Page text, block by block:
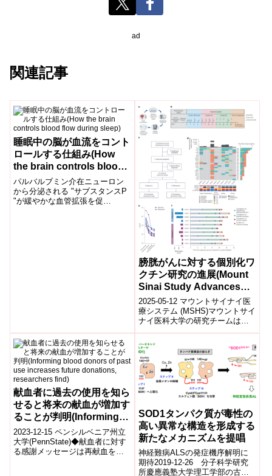
ad
関連記事
睡眠中の脳が血流をコント
ロールする仕組み(How
the brain controls blood
flow during sleep)
パルバルブミン介在ニューロン
から分泌される "サブスタンスP
"が緩やかな血管拡張を促
膀胱がんに対する個別化ワ
クチン研究の進展(Mount
Sinai Study Advances
Understanding of
Personalized Vaccines
for Bladder Cancer)
2025-05-12 マウントサイナイ医
療システム (MSHS)マウントサイ
ナイ医科大学の研究チームは、
膀胱がん患者を対象に、個別化
献血者に過去の使用を知ら
せると将来の献血が増加す
ることが判明(Informing
blood donors of past use
increases future
donations, researchers
2023-12-15 ペンシルベニア州立
大学(PennState)◆献血者に対す
る感謝メッセージは再献血を促
SOD1タンパク質が毒性の
高い異常な構造を形成する
新たなメカニズムを提唱
神経難病ALSの発症機序解明に
期待2019-12-26 分子科学研究
所慶應義塾大学理工学部の古川